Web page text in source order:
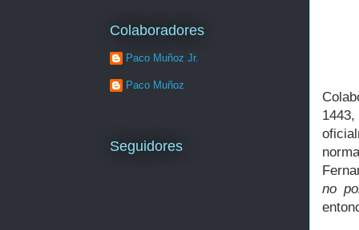
no
Colaboradores
Paco Muñoz Jr.
Paco Muñoz
Seguidores